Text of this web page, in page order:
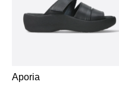
Aporia